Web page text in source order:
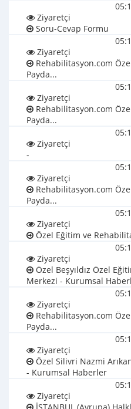
Ziyaretçi
Soru-Cevap Formu
Ziyaretçi
Rehabilitasyon.com
Payda...
Ziyaretçi
Rehabilitasyon.com
Payda...
Ziyaretçi
-
Ziyaretçi
Rehabilitasyon.com
Payda...
Ziyaretçi
Özel Eğitim ve
Ziyaretçi
Özel Beşyıldız Özel
Merkezi - Kurumsal
Ziyaretçi
Rehabilitasyon.com
Payda...
Ziyaretçi
Özel Silivri Nazmi
- Kurumsal Haberler
Ziyaretçi